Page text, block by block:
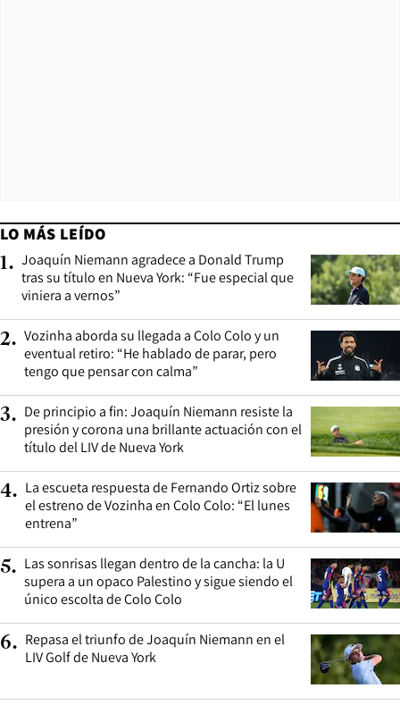
LO MÁS LEÍDO
1. Joaquín Niemann agradece a Donald Trump
tras su título en Nueva York: “Fue especial que
viniera a vernos”
2. Vozinha aborda su llegada a Colo Colo y un
eventual retiro: “He hablado de parar, pero
tengo que pensar con calma”
3. De principio a fin: Joaquín Niemann resiste la
presión y corona una brillante actuación con el
título del LIV de Nueva York
4. La escueta respuesta de Fernando Ortiz sobre
el estreno de Vozinha en Colo Colo: “El lunes
entrena”
5. Las sonrisas llegan dentro de la cancha: la U
supera a un opaco Palestino y sigue siendo el
único escolta de Colo Colo
6. Repasa el triunfo de Joaquín Niemann en el
LIV Golf de Nueva York